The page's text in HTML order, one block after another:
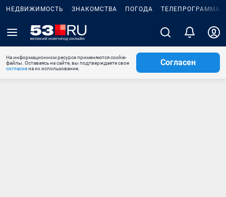
НЕДВИЖИМОСТЬ ЗНАКОМСТВА ПОГОДА ТЕЛЕПРОГРАММА
На информационном ресурсе применяются cookie-
файлы. Оставаясь на сайте, вы подтверждаете свое
согласиена их использование.
Согласен